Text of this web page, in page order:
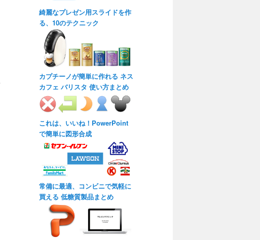
綺麗なプレゼン用スライドを作
る、10のテクニック
カプチーノが簡単に作れる ネス
カフェ バリスタ 使い方まとめ
これは、いいね！PowerPoint
で簡単に図形合成
常備に最適、コンビニで気軽に
買える 低糖質製品まとめ